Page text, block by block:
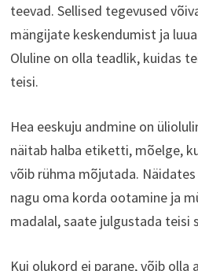
teevad. Sellised tegevused
mängijate keskendumist ja
Oluline on olla teadlik, kuidas
teisi.
Hea eeskuju andmine on
näitab halba etiketti, mõelge,
võib rühma mõjutada.
nagu oma korda ootamine ja
madalal, saate julgustada teisi
Kui olukord ei parane, võib olla